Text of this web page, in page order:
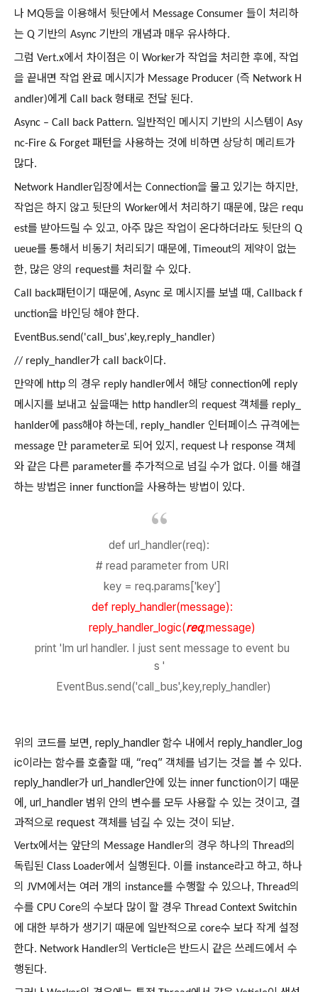
나 MQ등을 이용해서 뒷단에서 Message Consumer 들이 처리하
는 Q 기반의 Async 기반의 개념과 매우 유사하다.
그럼 Vert.x에서 차이점은 이 Worker가 작업을 처리한 후에 , 작업
을 끝내면 작업 완료 메시지가 Message Producer (즉 Network H
andler)에게 Call back 형태로 전달 된다.
Async – Call back Pattern. 일반적인 메시지 기반의 시스템이
Asy
nc-Fire & Forget 패턴을 사용하는 것에 비하면 상당히 메리트가
많다.
Network Handler입장에서는 Connection을 물고 있기는 하지만,
작업은 하지 않고 뒷단의 Worker에서 처리하기 때문에 , 많은 requ
est를 받아드릴 수 있고, 아주 많은 작업이 온다하더라도 뒷단의 Q
ueue를 통해서 비동기 처리되기 때문에 , Timeout의 제약이 없는
한, 많은 양의 request를 처리할 수 있다.
Call back패턴이기 때문에 , Async 로 메시지를 보낼 때, Callback f
unction을 바인딩 해야 한다.
EventBus.send('call_bus',key,reply_handler)
// reply_handler가 call back이다.
만약에 http 의 경우 reply handler에서 해당 connection에 reply
메시지를 보내고 싶을때는 http handler의 request 객체를 reply_
hanlder에 pass해야 하는데 , reply_handler 인터페이스 규격에는
message 만 parameter로 되어 있지 , request 나 response 객체
와 같은 다른 parameter를 추가적으로 넘길 수가 없다. 이를 해결
하는 방법은 inner function을 사용하는 방법이 있다.
def url_handler(req):
# read parameter from URI
key = req.params['key']
def reply_handler(message):
reply_handler_logic(req,message)
print 'Im url handler. I just sent message to event bu
s '
EventBus.send('call_bus',key,reply_handler)
위의 코드를 보면 , reply_handler 함수 내에서 reply_handler_log
ic이라는 함수를 호출할 때 , “req” 객체를 넘기는 것을 볼 수 있다.
reply_handler가 url_handler안에 있는 inner function이기 때문
에
, url_handler 범위 안의 변수를 모두 사용할 수 있는 것이고 결
과적으로 request 객체를 넘길 수 있는 것이 되낟.
Vertx에서는 앞단의 Message Handler의 경우 하나의 Thread의
독립된 Class Loader에서 실행된다. 이를 instance라고 하고, 하나
의 JVM에서는 여러 개의 instance를 수행할 수 있으나, Thread의
수를 CPU Core의 수보다 많이 할 경우 Thread Context Switchin
에 대한 부하가 생기기 때문에 일반적으로 core수 보다 작게 설정
한다. Network Handler의 Verticle은 반드시 같은 쓰레드에서 수
행된다.